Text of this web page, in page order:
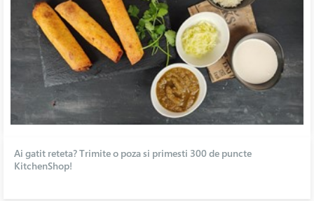
Ai gatit reteta? Trimite o poza si primesti 300 de puncte
KitchenShop!